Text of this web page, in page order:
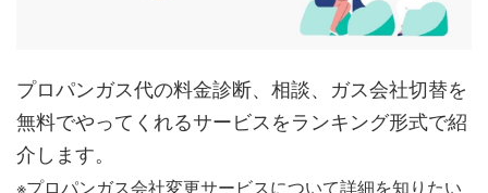
プロパンガス代の料金診断、相談、ガス会社切替を
無料でやってくれるサービスをランキング形式で紹
介します。
※プロパンガス会社変更サービスについて詳細を知りたい